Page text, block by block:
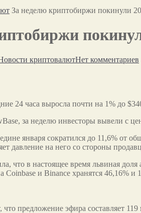
За неделю криптобиржи покинули
криптовалютНет комментариев
24 часа выросла почти на 1% до
за неделю инвесторы вывели с
января сократился до 11,6% от
давление на него со стороны
что в настоящее время львиная
и Binance хранятся 46,16% и
предложение эфира составляет